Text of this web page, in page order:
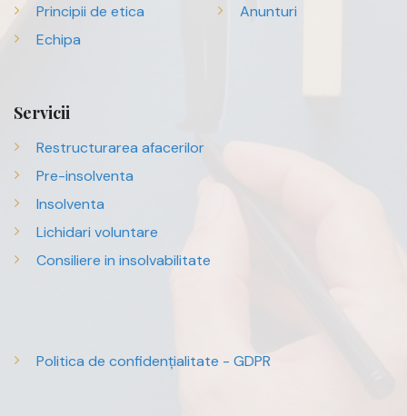
Principii de etica
Echipa
Anunturi
Servicii
Restructurarea afacerilor
Pre-insolventa
Insolventa
Lichidari voluntare
Consiliere in insolvabilitate
Politica de confidențialitate - GDPR